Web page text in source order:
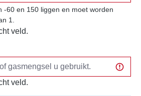
-60 en 150 liggen en moet worden
1.
veld.
veld.